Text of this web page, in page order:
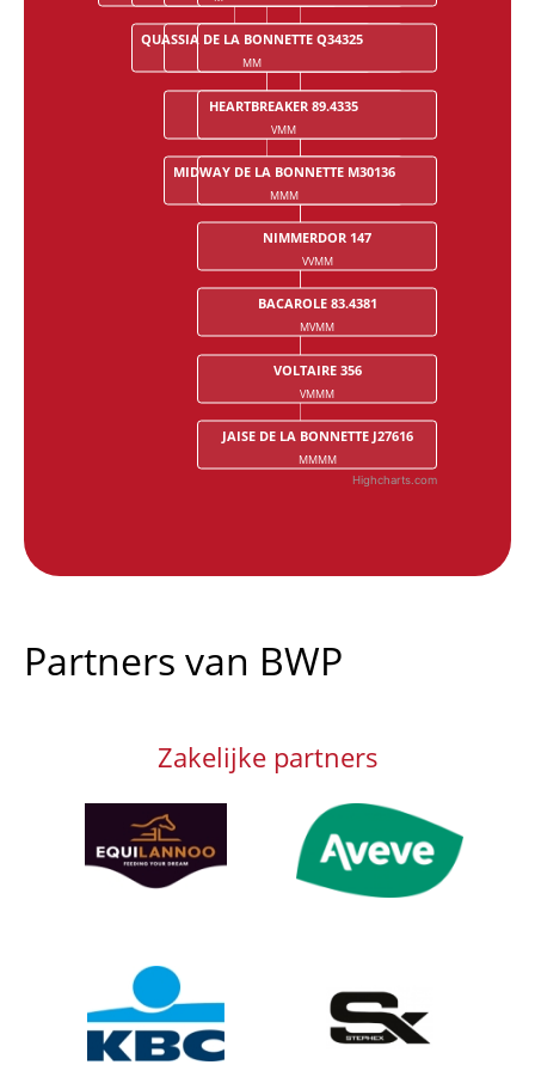
QUASSIA DE LA BONNETTE Q34325
MM
VENISE DES CRESLES
HEARTBREAKER 89.4335
VMM
MIDWAY DE LA BONNETTE M30136
MMM
VENUE DU TOT
ELF III
MISS DES CRESLES
NIMMERDOR 147
VVMM
BACAROLE 83.4381
MVMM
VOLTAIRE 356
VMMM
JAISE DE LA BONNETTE J27616
MMMM
Highcharts.com
Partners van BWP
Zakelijke partners
Afbeelding Afbeelding
Afbeelding